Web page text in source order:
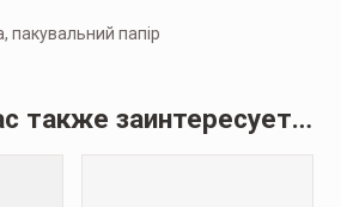
пакувальний папір
также заинтересует…